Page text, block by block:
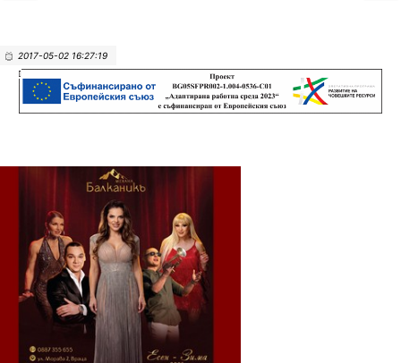
2017-05-02 16:27:19